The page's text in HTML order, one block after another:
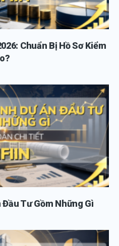
Chuẩn Bị Hồ Sơ Kiểm
Tư Gồm Những Gì